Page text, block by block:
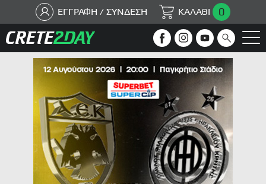
ΕΓΓΡΑΦΗ / ΣΥΝΔΕΣΗ ΚΑΛΑΘΙ 0